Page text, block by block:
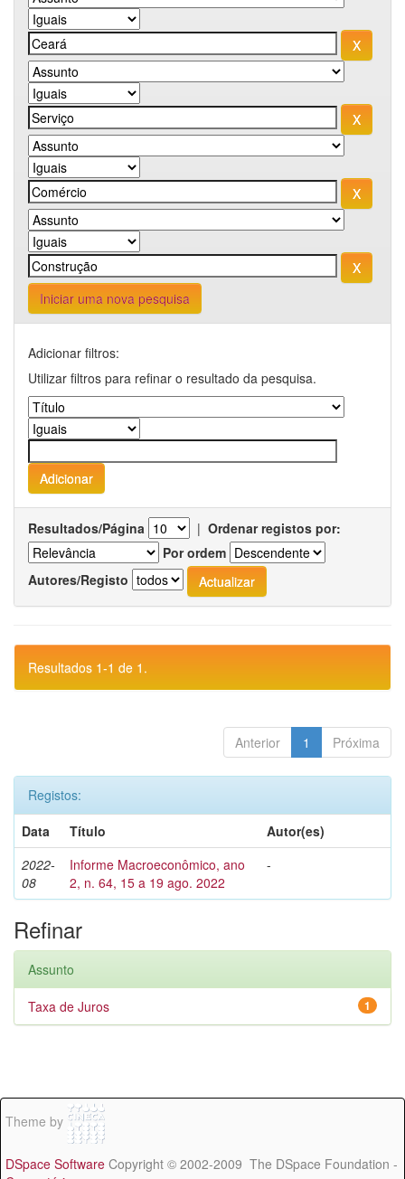
Iniciar uma nova pesquisa
Adicionar filtros:
Utilizar filtros para refinar o resultado da pesquisa.
Resultados/Página | Ordenar registos por:
Por ordem
Autores/Registo
Resultados 1-1 de 1.
Anterior 1 Próxima
Registos:
Data
Título
Autor(es)
2022-
08
Informe Macroeconômico, ano
2, n. 64, 15 a 19 ago. 2022
-
Refinar
Assunto
1
Taxa de Juros
Theme by
DSpace Software Copyright © 2002-2009 The DSpace Foundation -